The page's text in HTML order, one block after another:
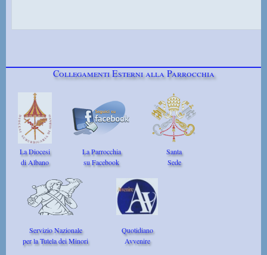
Collegamenti Esterni alla Parrocchia
La Diocesi
di Albano
La Parrocchia
su Facebook
Santa
Sede
Servizio Nazionale
per la Tutela dei Minori
Quotidiano
Avvenire